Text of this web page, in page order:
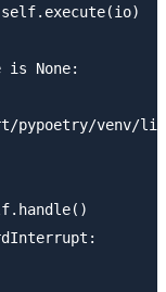
is None:
pypoetry/venv/